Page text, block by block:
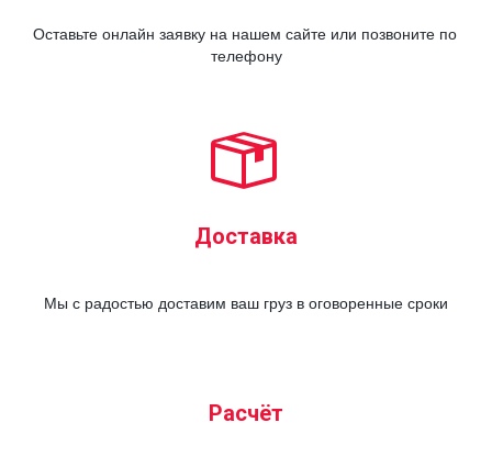
Оставьте онлайн заявку на нашем сайте или позвоните по
телефону
Доставка
Мы с радостью доставим ваш груз в оговоренные сроки
Расчёт